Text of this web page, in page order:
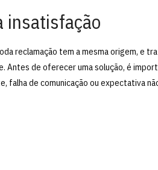
insatisfação
reclamação tem a mesma origem, e
Antes de oferecer uma solução, é
falha de comunicação ou expectativa